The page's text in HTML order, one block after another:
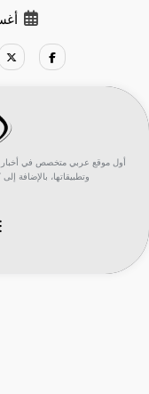
أول موقع عربي متخصص في أخبار
وتطبيقاتها، بالإضافة